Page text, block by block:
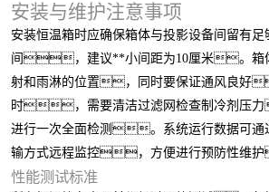
安装与维护注意事项
安装恒温箱时应确保箱体与投影设备间留有足
间，建议**小间距为10厘米。箱
射和雨淋的位置，同时要保证通风良好
时，需要清洁过滤网检查制冷剂压
进行一次全面检测。系统运行数据可通
输方式远程监控，方便进行预防性维
性能测试标准